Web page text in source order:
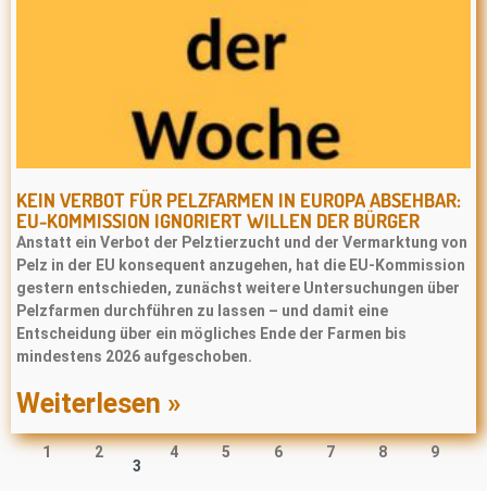
KEIN VERBOT FÜR PELZFARMEN IN EUROPA ABSEHBAR:
EU-KOMMISSION IGNORIERT WILLEN DER BÜRGER
Anstatt ein Verbot der Pelztierzucht und der Vermarktung von
Pelz in der EU konsequent anzugehen, hat die EU-Kommission
gestern entschieden, zunächst weitere Untersuchungen über
Pelzfarmen durchführen zu lassen – und damit eine
Entscheidung über ein mögliches Ende der Farmen bis
mindestens 2026 aufgeschoben.
Weiterlesen »
1
2
3
4 5 6 7 8 9